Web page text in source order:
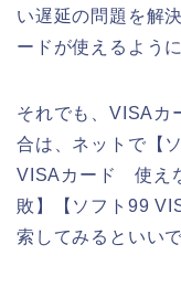
い遅延の問題を解
ードが使えるよう
それでも、VISAカ
合は、ネットで【
VISAカード 使え
敗】【ソフト99
索してみるといいで